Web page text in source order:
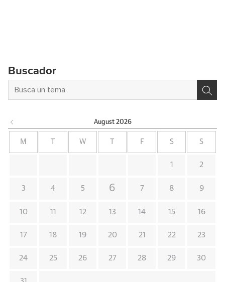
Buscador
August 2026
M W F S S
1 2
3 4 5 6 7 8 9
10 11 12 13 14 15 16
17 18 19 20 21 22 23
24 25 26 27 28 29 30